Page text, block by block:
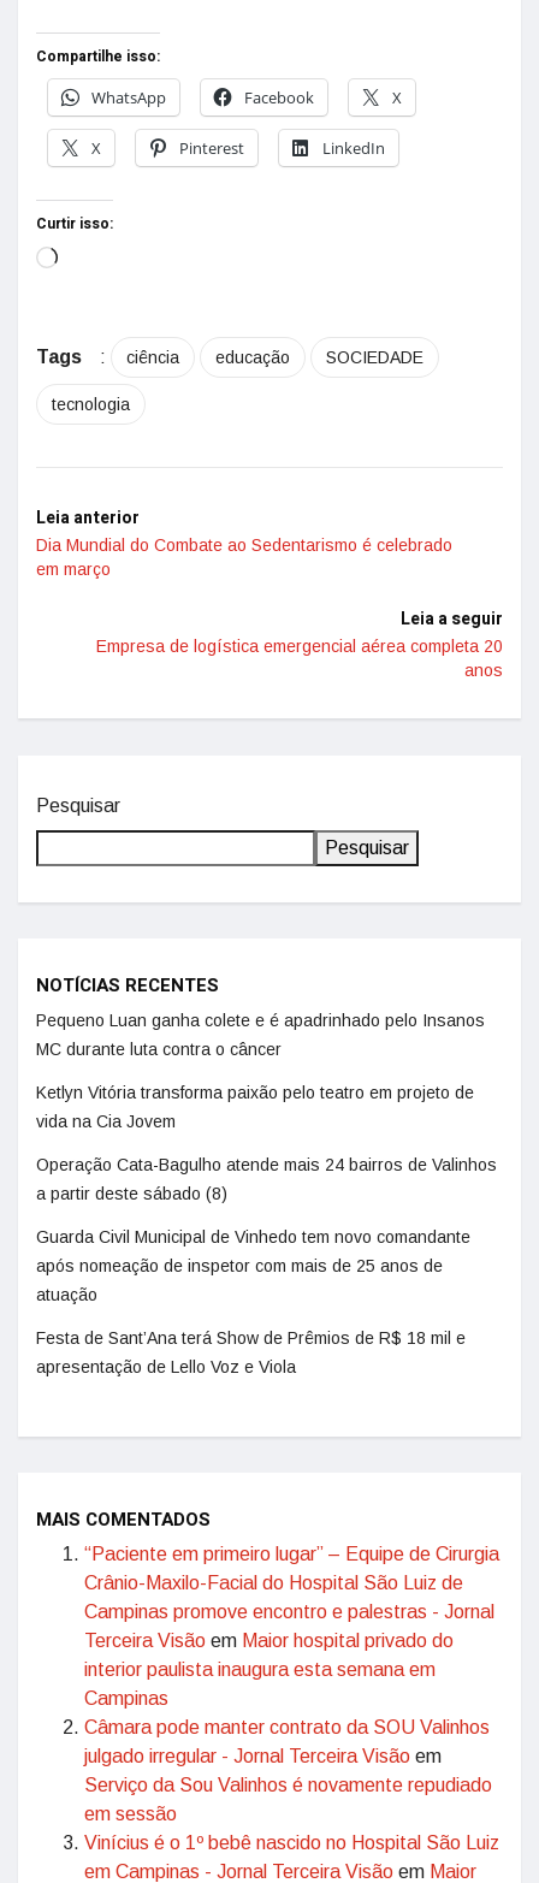
Compartilhe isso:
WhatsApp
Facebook X
X Pinterest LinkedIn
Curtir isso:
Tags : ciência educação SOCIEDADE
tecnologia
Leia anterior
Dia Mundial do Combate ao Sedentarismo é celebrado
em março
Leia a seguir
Empresa de logística emergencial aérea completa 20
anos
Pesquisar
Pesquisar
NOTÍCIAS RECENTES
Pequeno Luan ganha colete e é apadrinhado pelo Insanos
MC durante luta contra o câncer
Ketlyn Vitória transforma paixão pelo teatro em projeto de
vida na Cia Jovem
Operação Cata-Bagulho atende mais 24 bairros de Valinhos
a partir deste sábado (8)
Guarda Civil Municipal de Vinhedo tem novo comandante
após nomeação de inspetor com mais de 25 anos de
atuação
Festa de Sant’Ana terá Show de Prêmios de R$ 18 mil e
apresentação de Lello Voz e Viola
MAIS COMENTADOS
“Paciente em primeiro lugar” – Equipe de Cirurgia
Crânio-Maxilo-Facial do Hospital São Luiz de
Campinas promove encontro e palestras - Jornal
Terceira Visão em Maior hospital privado do
interior paulista inaugura esta semana em
Campinas
Câmara pode manter contrato da SOU Valinhos
julgado irregular - Jornal Terceira Visão em
Serviço da Sou Valinhos é novamente repudiado
em sessão
Vinícius é o 1º bebê nascido no Hospital São Luiz
em Campinas - Jornal Terceira Visão em Maior